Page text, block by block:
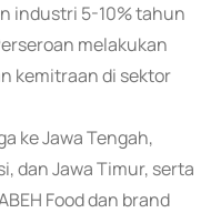
industri 5-10% tahun
melakukan
kemitraan di sektor
ke Jawa Tengah,
dan Jawa Timur, serta
Food dan brand